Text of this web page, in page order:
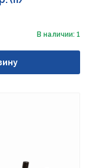
В наличии: 1